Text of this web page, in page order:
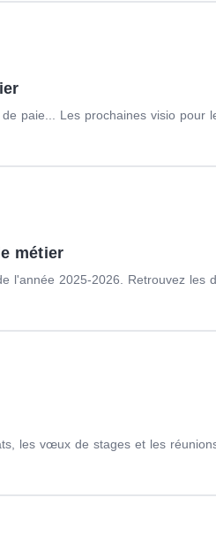
paie... Les prochaines visio pour
métier
l'année 2025-2026. Retrouvez les
les vœux de stages et les réunions